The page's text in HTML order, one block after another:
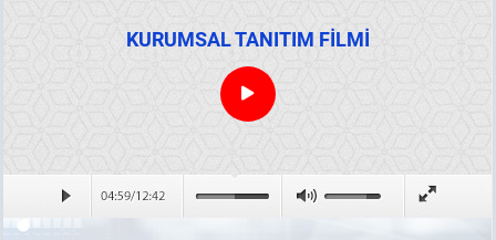
KURUMSAL TANITIM FİLMİ